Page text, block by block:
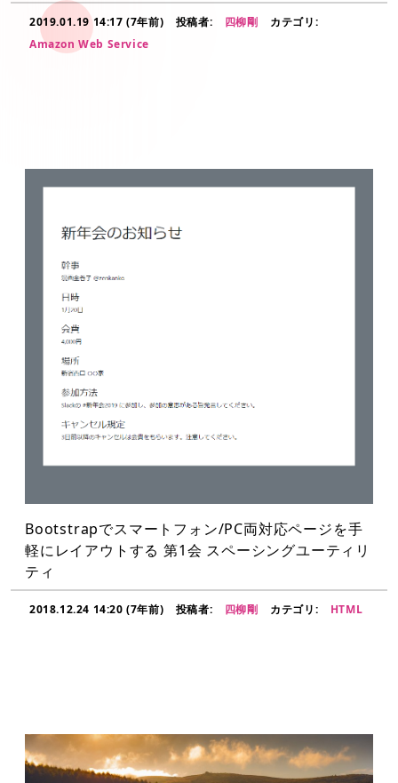
2019.01.19 14:17 (7年前) 投稿者: 四柳剛
カテゴリ:
Amazon Web Service
Bootstrapでスマートフォン/PC両対応ページを手
軽にレイアウトする 第1会 スペーシングユーティリ
ティ
2018.12.24 14:20 (7年前) 投稿者: 四柳剛 カテゴリ: HTML